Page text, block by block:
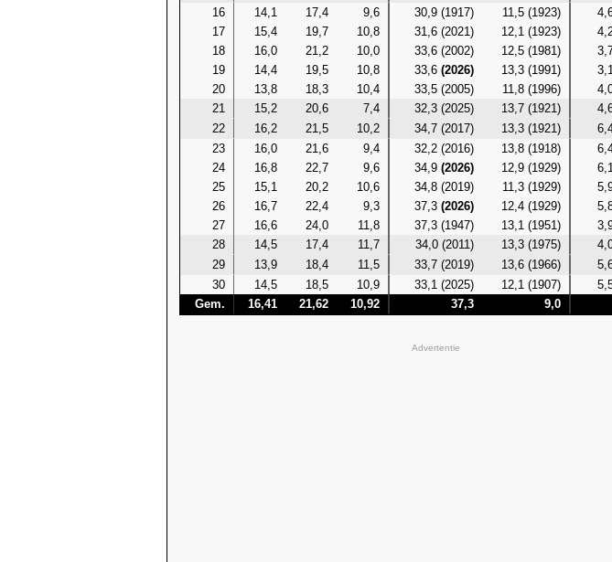
16
14,1 17,4 9,6 30,9 (1917) 11,5 (1923)
17
15,4 19,7 10,8 31,6 (2021) 12,1 (1923)
18
16,0 21,2 10,0 33,6 (2002) 12,5 (1981)
19
14,4 19,5 10,8 33,6 (2026) 13,3 (1991)
20
13,8 18,3 10,4 33,5 (2005) 11,8 (1996)
21
15,2 20,6 7,4 32,3 (2025) 13,7 (1921)
22
16,2 21,5 10,2 34,7 (2017) 13,3 (1921)
23
16,0 21,6 9,4 32,2 (2016) 13,8 (1918)
24
16,8 22,7 9,6 34,9 (2026) 12,9 (1929)
25
15,1 20,2 10,6 34,8 (2019) 11,3 (1929)
26
16,7 22,4 9,3 37,3 (2026) 12,4 (1929)
27
16,6 24,0 11,8 37,3 (1947) 13,1 (1951)
28
14,5 17,4 11,7 34,0 (2011) 13,3 (1975)
29
13,9 18,4 11,5 33,7 (2019) 13,6 (1966)
30
14,5 18,5 10,9 33,1 (2025) 12,1 (1907)
Gem.
16,41 21,62 10,92 37,3 9,0
Advertentie